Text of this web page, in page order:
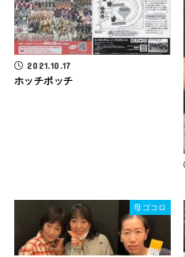
2021.10.17
ホッチポッチ
母ゴコロ